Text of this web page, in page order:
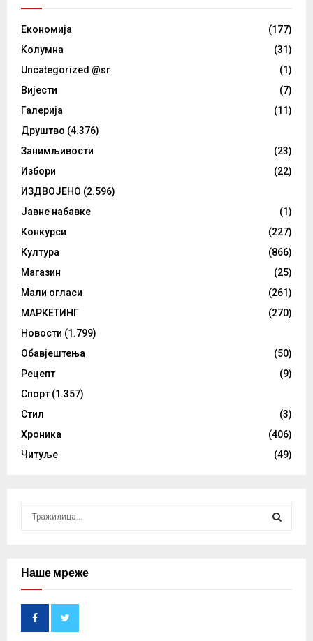
Eкономија
(177)
Kолумнa
(31)
Uncategorized @sr
(1)
Вијести
(7)
Галерија
(11)
Друштво (4.376)
Занимљивости
(23)
Избори
(22)
ИЗДВОЈЕНО (2.596)
Јавне набавке
(1)
Конкурси
(227)
Култура
(866)
Магазин
(25)
Мали огласи
(261)
МАРКЕТИНГ
(270)
Новости (1.799)
Обавјештења
(50)
Рецепт
(9)
Спорт (1.357)
Стил
(3)
Хроника
(406)
Читуље
(49)
cНаше мреже